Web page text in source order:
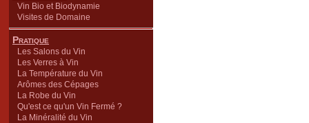
Vin Bio et Biodynamie
Visites de Domaine
Pratique
Les Salons du Vin
Les Verres à Vin
La Température du Vin
Arômes des Cépages
La Robe du Vin
Qu'est ce qu'un Vin Fermé ?
La Minéralité du Vin